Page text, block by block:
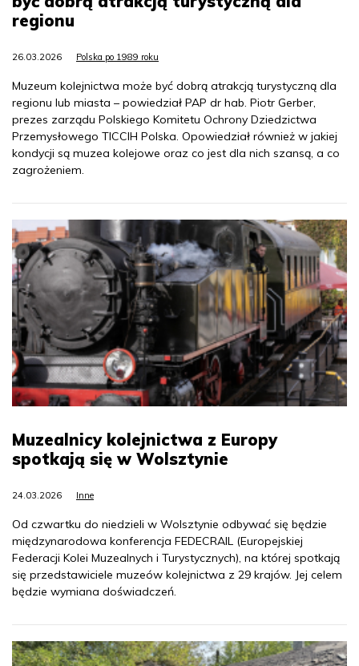
regionu
26.03.2026 Polska po 1989 roku
Muzeum kolejnictwa może być dobrą atrakcją turystyczną dla
regionu lub miasta – powiedział PAP dr hab. Piotr Gerber,
prezes zarządu Polskiego Komitetu Ochrony Dziedzictwa
Przemysłowego TICCIH Polska. Opowiedział również w jakiej
kondycji są muzea kolejowe oraz co jest dla nich szansą, a co
zagrożeniem.
Muzealnicy kolejnictwa z Europy
spotkają się w Wolsztynie
24.03.2026 Inne
Od czwartku do niedzieli w Wolsztynie odbywać się będzie
międzynarodowa konferencja FEDECRAIL (Europejskiej
Federacji Kolei Muzealnych i Turystycznych), na której spotkają
się przedstawiciele muzeów kolejnictwa z 29 krajów. Jej celem
będzie wymiana doświadczeń.